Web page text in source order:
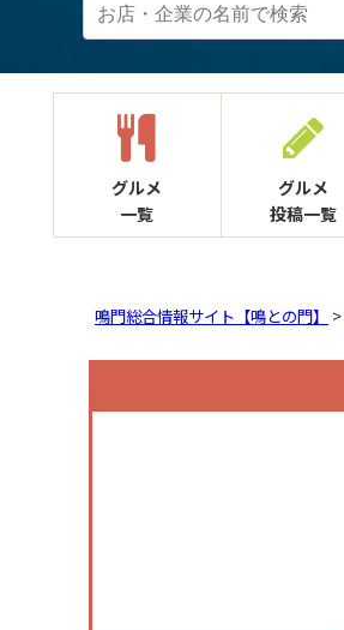
グルメ
一覧
グルメ
投稿一覧
鳴門総合情報サイト【鳴との門】 >